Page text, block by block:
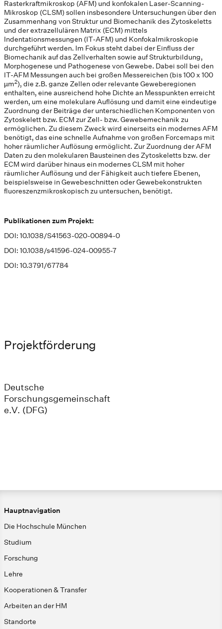
Rasterkraftmikroskop (AFM) und konfokalen Laser-Scanning-
Mikroskop (CLSM) sollen insbesondere Untersuchungen über den
Zusammenhang von Struktur und Biomechanik des Zytoskeletts
und der extrazellulären Matrix (ECM) mittels
Indentationsmessungen (IT-AFM) und Konfokalmikroskopie
durchgeführt werden. Im Fokus steht dabei der Einfluss der
Biomechanik auf das Zellverhalten sowie auf Strukturbildung,
Morphogenese und Pathogenese von Gewebe. Dabei soll bei den
IT-AFM Messungen auch bei großen Messereichen (bis 100 x 100
µm2), die z.B. ganze Zellen oder relevante Geweberegionen
enthalten, eine ausreichend hohe Dichte an Messpunkten erreicht
werden, um eine molekulare Auflösung und damit eine eindeutige
Zuordnung der Beiträge der unterschiedlichen Komponenten von
Zytoskelett bzw. ECM zur Zell- bzw. Gewebemechanik zu
ermöglichen. Zu diesem Zweck wird einerseits ein modernes AFM
benötigt, das eine schnelle Aufnahme von großen Forcemaps mit
hoher räumlicher Auflösung ermöglicht. Zur Zuordnung der AFM
Daten zu den molekularen Bausteinen des Zytoskeletts bzw. der
ECM wird darüber hinaus ein modernes CLSM mit hoher
räumlicher Auflösung und der Fähigkeit auch tiefere Ebenen,
beispielsweise in Gewebeschnitten oder Gewebekonstrukten
fluoreszenzmikroskopisch zu untersuchen, benötigt.
Publikationen zum Projekt:
DOI: 10.1038/S41563-020-00894-0
DOI: 10.1038/s41596-024-00955-7
DOI: 10.3791/67784
Projektförderung
Deutsche
Forschungsgemeinschaft
e.V. (DFG)
Hauptnavigation
Die Hochschule München
Studium
Forschung
Lehre
Kooperationen & Transfer
Arbeiten an der HM
Standorte